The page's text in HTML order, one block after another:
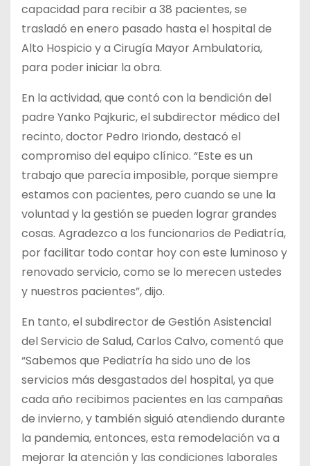
capacidad para recibir a 38 pacientes, se
trasladó en enero pasado hasta el hospital de
Alto Hospicio y a Cirugía Mayor Ambulatoria,
para poder iniciar la obra.
En la actividad, que contó con la bendición del
padre Yanko Pajkuric, el subdirector médico del
recinto, doctor Pedro Iriondo, destacó el
compromiso del equipo clínico. “Este es un
trabajo que parecía imposible, porque siempre
estamos con pacientes, pero cuando se une la
voluntad y la gestión se pueden lograr grandes
cosas. Agradezco a los funcionarios de Pediatría,
por facilitar todo contar hoy con este luminoso y
renovado servicio, como se lo merecen ustedes
y nuestros pacientes”, dijo.
En tanto, el subdirector de Gestión Asistencial
del Servicio de Salud, Carlos Calvo, comentó que
“Sabemos que Pediatría ha sido uno de los
servicios más desgastados del hospital, ya que
cada año recibimos pacientes en las campañas
de invierno, y también siguió atendiendo durante
la pandemia, entonces, esta remodelación va a
mejorar la atención y las condiciones laborales